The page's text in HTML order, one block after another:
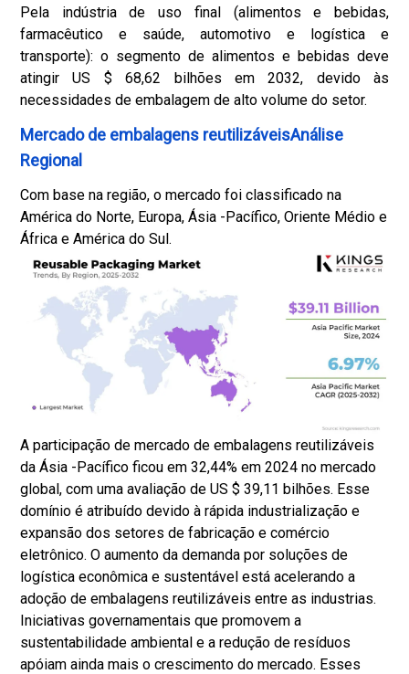
Pela indústria de uso final (alimentos e bebidas,
farmacêutico e saúde, automotivo e logística e
transporte): o segmento de alimentos e bebidas deve
atingir US $ 68,62 bilhões em 2032, devido às
necessidades de embalagem de alto volume do setor.
Mercado de embalagens reutilizáveisAnálise
Regional
Com base na região, o mercado foi classificado na
América do Norte, Europa, Ásia -Pacífico, Oriente Médio e
África e América do Sul.
A participação de mercado de embalagens reutilizáveis ​​
da Ásia -Pacífico ficou em 32,44% em 2024 no mercado
global, com uma avaliação de US $ 39,11 bilhões. Esse
domínio é atribuído devido à rápida industrialização e
expansão dos setores de fabricação e comércio
eletrônico. O aumento da demanda por soluções de
logística econômica e sustentável está acelerando a
adoção de embalagens reutilizáveis ​​entre as industrias.
Iniciativas governamentais que promovem a
sustentabilidade ambiental e a redução de resíduos
apóiam ainda mais o crescimento do mercado. Esses